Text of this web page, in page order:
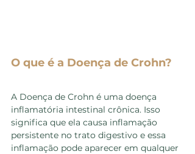
O que é a Doença de Crohn?
A Doença de Crohn é uma doença
inflamatória intestinal crônica. Isso
significa que ela causa inflamação
persistente no trato digestivo e essa
inflamação pode aparecer em qualquer